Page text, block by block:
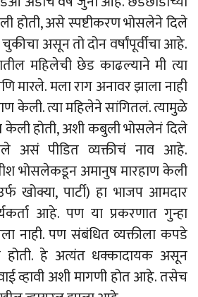
होती, असे स्पष्टीकरण भोसलेने दिले
असून तो दोन वर्षांपूर्वीचा आहे.
महिलेची छेड काढल्याने मी त्या
मारले. मला राग अनावर झाला नाही
केली. त्या महिलेने सांगितलं. त्यामुळे
केली होती, अशी कबुली भोसलेनं दिले
असं पीडित व्यक्तीचं नाव आहे.
भोसलेकडून अमानुष मारहाण केली
खोक्या, पार्टी) हा भाजप आमदार
आहे. पण या प्रकरणात गुन्हा
नाही. पण संबंधित व्यक्तीला कपडे
होती. हे अत्यंत धक्कादायक असून
व्हावी अशी मागणी होत आहे. तसेच